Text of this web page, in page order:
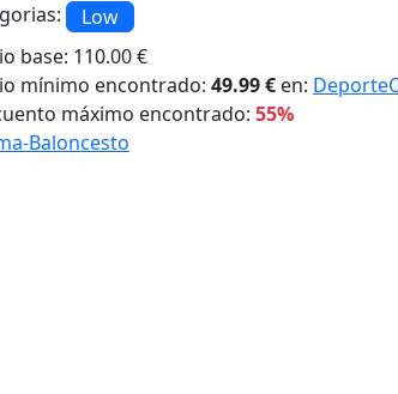
Low
base: 110.00 €
mínimo encontrado: 49.99 € en:
máximo encontrado: 55%
Baloncesto